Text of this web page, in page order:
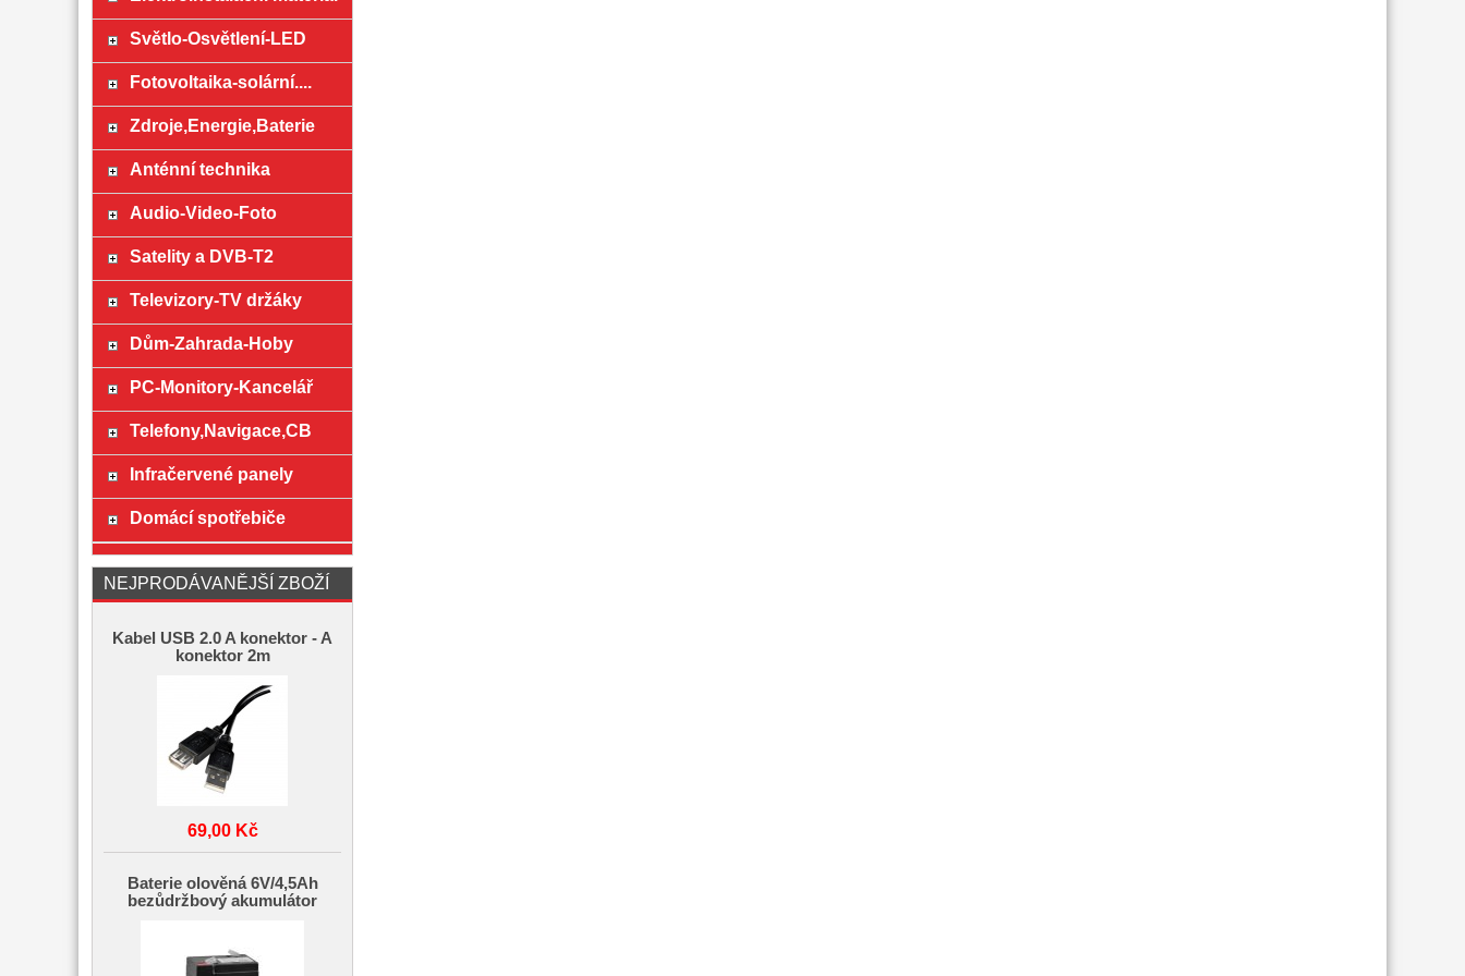
Světlo-Osvětlení-LED
Fotovoltaika-solární....
Zdroje,Energie,Baterie
Anténní technika
Audio-Video-Foto
Satelity a DVB-T2
Televizory-TV držáky
Dům-Zahrada-Hoby
PC-Monitory-Kancelář
Telefony,Navigace,CB
Infračervené panely
Domácí spotřebiče
NEJPRODÁVANĚJŠÍ ZBOŽÍ
Kabel USB 2.0 A konektor - A
konektor 2m
69,00 Kč
Baterie olověná 6V/4,5Ah
bezůdržbový akumulátor